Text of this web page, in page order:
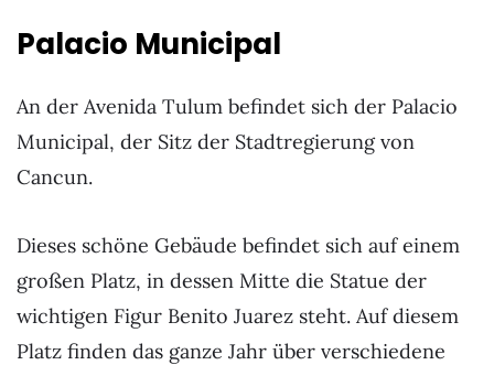
Palacio Municipal
An der Avenida Tulum befindet sich der Palacio
Municipal, der Sitz der Stadtregierung von
Cancun.
Dieses schöne Gebäude befindet sich auf einem
großen Platz, in dessen Mitte die Statue der
wichtigen Figur Benito Juarez steht. Auf diesem
Platz finden das ganze Jahr über verschiedene